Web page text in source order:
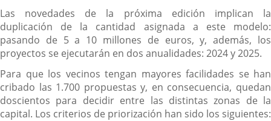
Las novedades de la próxima edición implican la
duplicación de la cantidad asignada a este modelo:
pasando de 5 a 10 millones de euros, y, además, los
proyectos se ejecutarán en dos anualidades: 2024 y 2025.
Para que los vecinos tengan mayores facilidades se han
cribado las 1.700 propuestas y, en consecuencia, quedan
doscientos para decidir entre las distintas zonas de la
capital. Los criterios de priorización han sido los siguientes: